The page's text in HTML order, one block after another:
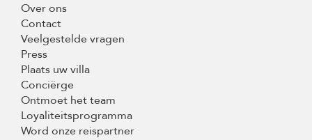
Over ons
Contact
Veelgestelde vragen
Press
Plaats uw villa
Conciërge
Ontmoet het team
Loyaliteitsprogramma
Word onze reispartner